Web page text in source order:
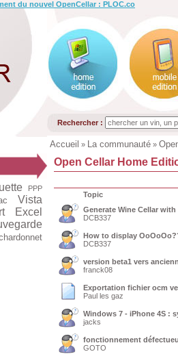
du nouvel OpenCellar : PLOC.co
Rechercher :
Accueil » La communauté »
PPP
Vista
Excel
Open Cellar Home
Topic
Generate Wine Cellar
DCB337
How to display
DCB337
version beta1 vers
franck08
Exportation fichier ocm
Paul les gaz
Windows 7 - iPhone 4S :
jacks
fonctionnement
GOTO